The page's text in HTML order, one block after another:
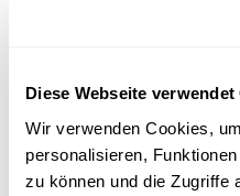
Diese Webseite verwendet
Wir verwenden Cookies,
personalisieren,
zu können und die Zugriffe